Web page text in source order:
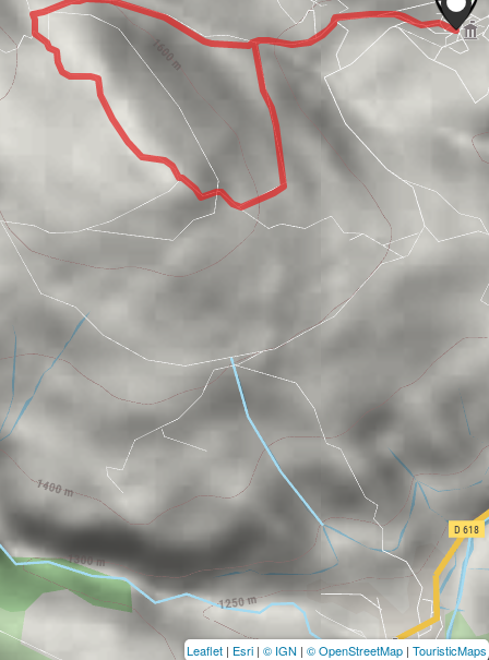
Leaflet | Esri | © IGN | © OpenStreetMap | TouristicMaps